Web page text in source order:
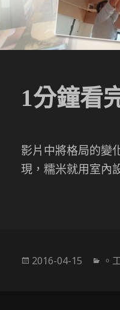
1分鐘看
影片中將格局的變
現，糯米就用室內
發
2016-04-15
分
。